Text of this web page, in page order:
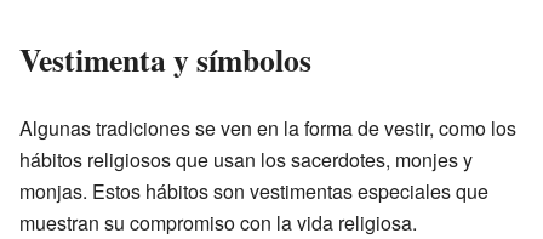
Vestimenta y símbolos
Algunas tradiciones se ven en la forma de vestir, como los
hábitos religiosos que usan los sacerdotes, monjes y
monjas. Estos hábitos son vestimentas especiales que
muestran su compromiso con la vida religiosa.